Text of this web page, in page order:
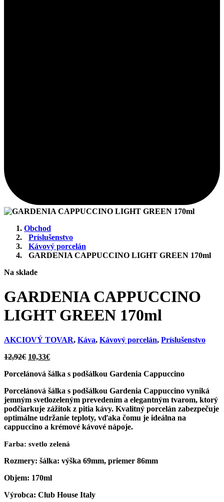
Obchod
Príslušenstvo
Kávový porcelán
GARDENIA CAPPUCCINO LIGHT GREEN 170ml
Na sklade
GARDENIA CAPPUCCINO
LIGHT GREEN 170ml
AKCIOVÝ TOVAR, Káva, Kávový porcelán, Príslušenstvo
12,92€ Pôvodná
bola:
10,33€Aktuálna
je:
Porcelánová šálka s podšálkou Gardenia Cappuccino
Porcelánová šálka s podšálkou Gardenia Cappuccino vyniká
jemným svetlozeleným prevedením a elegantným tvarom, ktorý
podčiarkuje zážitok z pitia kávy. Kvalitný porcelán zabezpečuje
optimálne udržanie teploty, vďaka čomu je ideálna na
cappuccino a krémové kávové nápoje.
Farba: svetlo zelená
Rozmery: šálka: výška 69mm, priemer 86mm
Objem: 170ml
Výrobca: Club House Italy